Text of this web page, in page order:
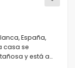
España,
casa se
y está a